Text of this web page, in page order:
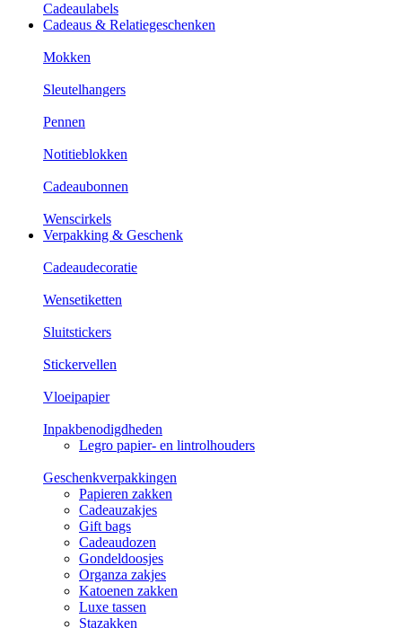
Cadeaulabels
Cadeaus & Relatiegeschenken
Mokken
Sleutelhangers
Pennen
Notitieblokken
Cadeaubonnen
Wenscirkels
Verpakking & Geschenk
Cadeaudecoratie
Wensetiketten
Sluitstickers
Stickervellen
Vloeipapier
Inpakbenodigdheden
Legro papier- en lintrolhouders
Geschenkverpakkingen
Papieren zakken
Cadeauzakjes
Gift bags
Cadeaudozen
Gondeldoosjes
Organza zakjes
Katoenen zakken
Luxe tassen
Stazakken